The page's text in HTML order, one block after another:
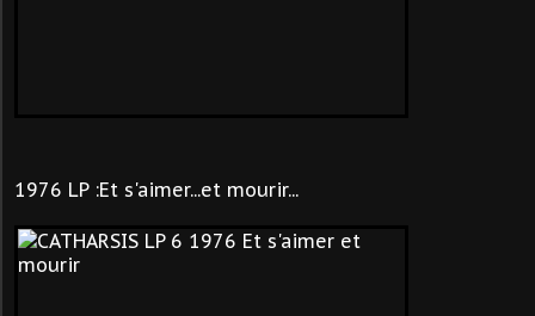
1976 LP :Et s'aimer...et mourir...